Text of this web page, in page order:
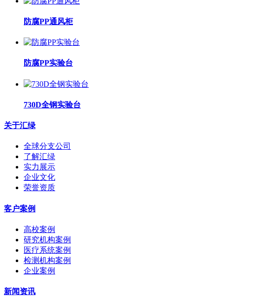
防腐PP通风柜
防腐PP实验台
730D全钢实验台
关于汇绿
全球分支公司
了解汇绿
实力展示
企业文化
荣誉资质
客户案例
高校案例
研究机构案例
医疗系统案例
检测机构案例
企业案例
新闻资讯